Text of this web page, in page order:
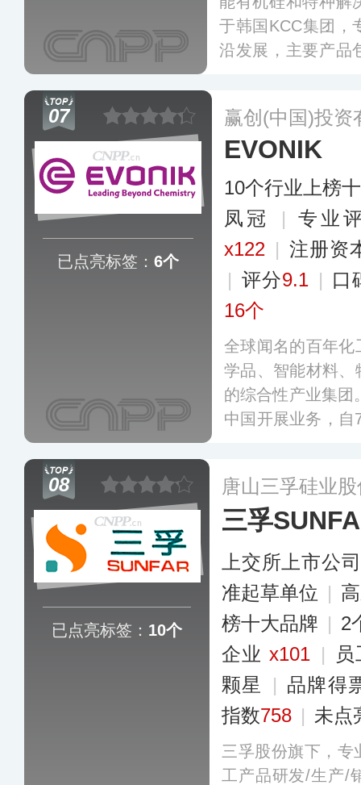
于韩国KCC集团，
沿发展，主要产品
和标签制造中具
硅压敏胶粘剂领域
07
已点亮标签： 6个
赢创(中国)投资
EVONIK
10个行业上榜
凤冠
|
专业
x122 | 注册资
| 评分9.1 | 口
16个
全球闻名的百年
学品、智能材料
的综合性产业集团
中国开展业务，自
成了较高的知名度
08
已点亮标签： 10个
唐山三孚硅业
三孚
上交所上市公司
准起草单位 |
榜十大品牌 | 2
企业x101 |
颗星
| 品牌得
指数758 | 未点
三孚股份旗下，专
工产品研发/生产/